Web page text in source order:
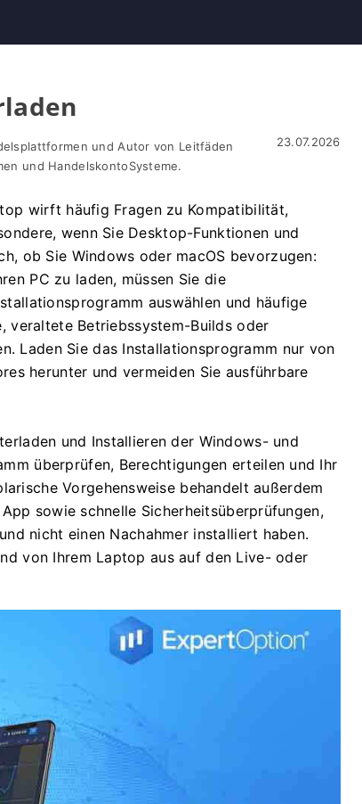
und Autor von Leitfäden
und HandelskontoSysteme.
23.07.2026
wirft häufig Fragen zu Kompatibilität,
wenn Sie Desktop-Funktionen und
ob Sie Windows oder macOS bevorzugen:
PC zu laden, müssen Sie die
auswählen und häufige
veraltete Betriebssystem-Builds oder
Laden Sie das Installationsprogramm nur von
herunter und vermeiden Sie ausführbare
und Installieren der Windows- und
überprüfen, Berechtigungen erteilen und Ihr
Vorgehensweise behandelt außerdem
sowie schnelle Sicherheitsüberprüfungen,
nicht einen Nachahmer installiert haben.
von Ihrem Laptop aus auf den Live- oder